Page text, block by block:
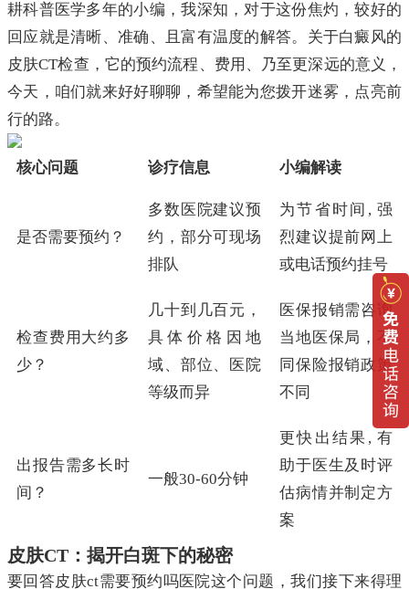
耕科普医学多年的小编，我深知，对于这份焦灼，较好的
回应就是清晰、准确、且富有温度的解答。关于白癜风的
皮肤CT检查，它的预约流程、费用、乃至更深远的意义，
今天，咱们就来好好聊聊，希望能为您拨开迷雾，点亮前
行的路。
核心问题 诊疗信息 小编解读
是否需要预约？
多数医院建议预
约，部分可现场
排队
为节省时间, 强
烈建议提前网上
或电话预约挂号
检查费用大约多
少？
几十到几百元，
具体价格因地
域、部位、医院
等级而异
医保报销需咨询
当地医保局，不
同保险报销政策
不同
出报告需多长时
间？
一般30-60分钟
更快出结果, 有
助于医生及时评
估病情并制定方
案
皮肤CT：揭开白斑下的秘密
要回答皮肤ct需要预约吗医院这个问题，我们接下来得理